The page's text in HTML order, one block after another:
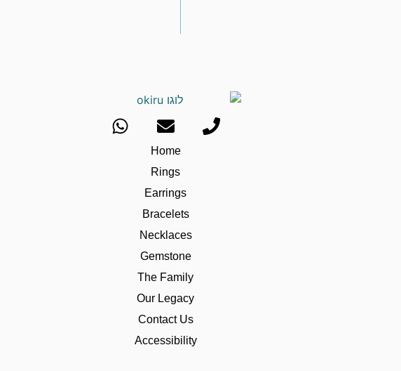
Home
Rings
Earrings
Bracelets
Necklaces
Gemstone
The Family
Our Legacy
Contact Us
Accessibility